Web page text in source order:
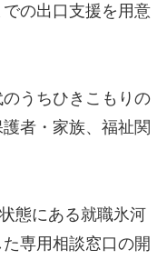
の出口支援を用意
のうちひきこもりの
者・家族、福祉関
態にある就職氷河
専用相談窓口の開